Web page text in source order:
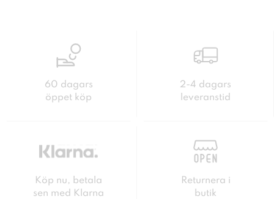
60 dagars
öppet köp
2-4 dagars
leveranstid
Köp nu, betala
sen med Klarna
Returnera i
butik